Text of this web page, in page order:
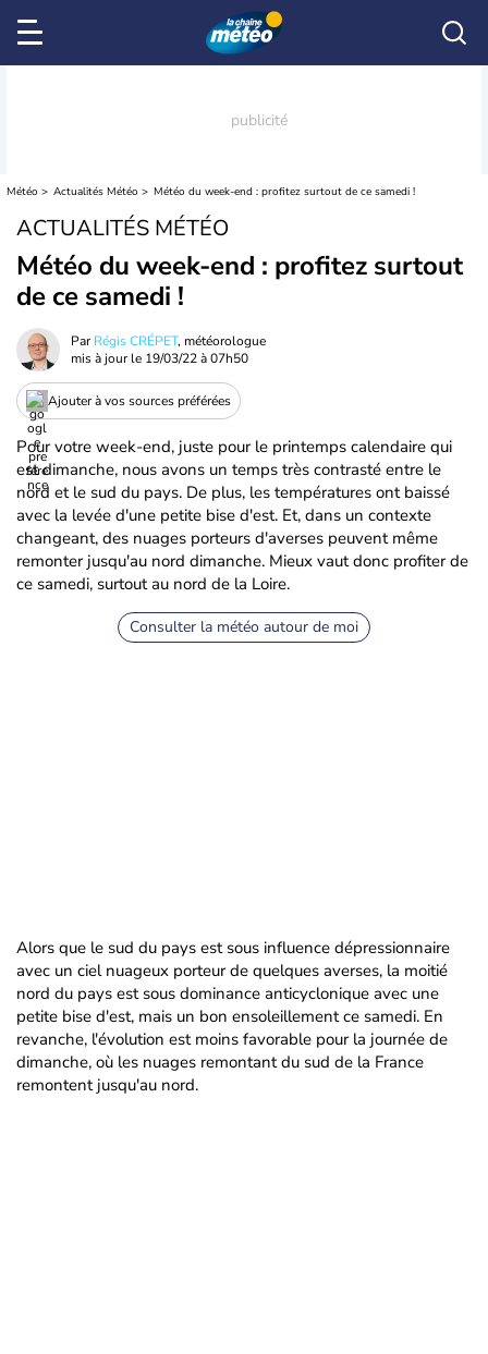
Météo Actualités Météo Météo du week-end : profitez surtout de ce samedi !
ACTUALITÉS MÉTÉO
Météo du week-end : profitez surtout
de ce samedi !
ParRégis CRÉPET, météorologue
mis à jour le 19/03/22 à 07h50
Ajouter à vos sources préférées
Pour votre week-end, juste pour le printemps calendaire qui
est dimanche, nous avons un temps très contrasté entre le
nord et le sud du pays. De plus, les températures ont baissé
avec la levée d'une petite bise d'est. Et, dans un contexte
changeant, des nuages porteurs d'averses peuvent même
remonter jusqu'au nord dimanche. Mieux vaut donc profiter de
ce samedi, surtout au nord de la Loire.
Consulter la météo autour de moi
Alors que le sud du pays est sous influence dépressionnaire
avec un ciel nuageux porteur de quelques averses, la moitié
nord du pays est sous dominance anticyclonique avec une
petite bise d'est, mais un bon ensoleillement ce samedi. En
revanche, l'évolution est moins favorable pour la journée de
dimanche, où les nuages remontant du sud de la France
remontent jusqu'au nord.